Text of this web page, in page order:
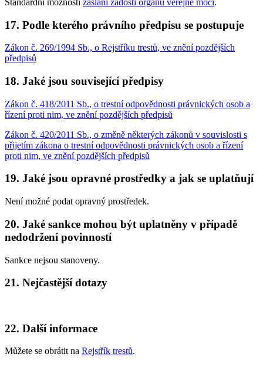
17. Podle kterého právního předpisu se postupuje
Zákon č. 269/1994 Sb., o Rejstříku trestů, ve znění pozdějších
předpisů
18. Jaké jsou související předpisy
Zákon č. 418/2011 Sb., o trestní odpovědnosti právnických osob a
řízení proti nim, ve znění pozdějších předpisů
Zákon č. 420/2011 Sb., o změně některých zákonů v souvislosti s
přijetím zákona o trestní odpovědnosti právnických osob a řízení
proti nim, ve znění pozdějších předpisů
19. Jaké jsou opravné prostředky a jak se uplatňují
Není možné podat opravný prostředek.
20. Jaké sankce mohou být uplatněny v případě
nedodržení povinností
Sankce nejsou stanoveny.
21. Nejčastější dotazy
22. Další informace
Můžete se obrátit na Rejstřík trestů.